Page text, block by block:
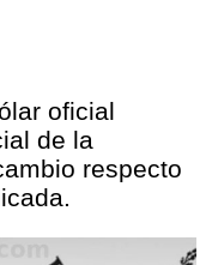
oficial
de la
respecto